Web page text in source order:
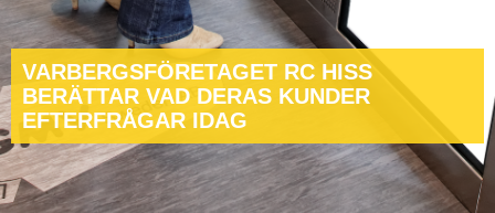
VARBERGSFÖRETAGET RC HISS
BERÄTTAR VAD DERAS KUNDER
EFTERFRÅGAR IDAG